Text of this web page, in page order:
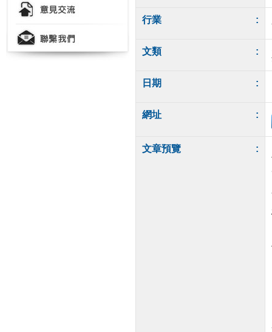
行業 :
文類 :
日期 :
網址 :
文章預覽 :